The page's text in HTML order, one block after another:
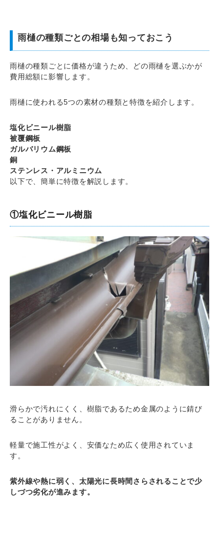
雨樋の種類ごとの相場も知っておこう
雨樋の種類ごとに価格が違うため、どの雨樋を選ぶかが
費用総額に影響します。
雨樋に使われる5つの素材の種類と特徴を紹介します。
塩化ビニール樹脂
被覆鋼板
ガルバリウム鋼板
銅
ステンレス・アルミニウム
以下で、簡単に特徴を解説します。
①塩化ビニール樹脂
滑らかで汚れにくく、樹脂であるため金属のように錆び
ることがありません。
軽量で施工性がよく、安価なため広く使用されていま
す。
紫外線や熱に弱く、太陽光に長時間さらされることで少
しづつ劣化が進みます。